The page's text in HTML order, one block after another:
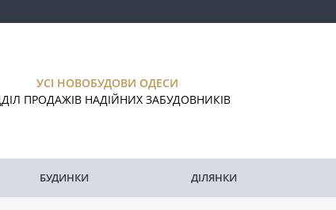
УСІ НОВОБУДОВИ ОДЕСИ
ПРОДАЖІВ НАДІЙНИХ ЗАБУДОВНИКІВ
БУДИНКИ ДІЛЯНКИ